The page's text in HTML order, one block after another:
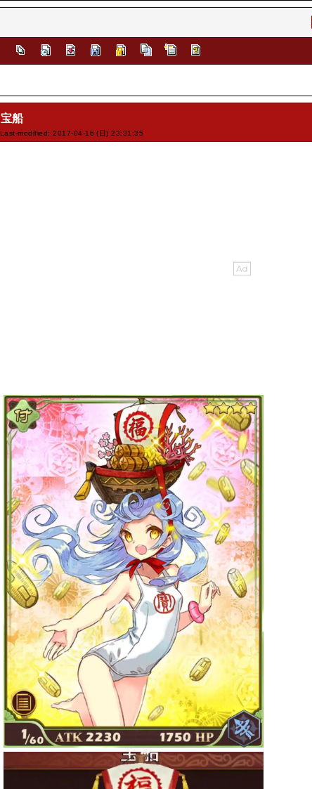
宝船
Last-modified: 2017-04-16 (日) 23:31:35